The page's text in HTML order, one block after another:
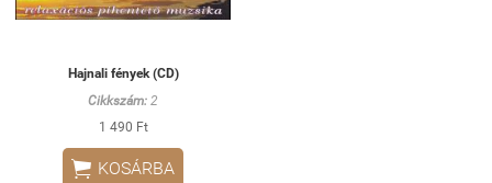
Hajnali fények (CD)
Cikkszám: 2
1 490 Ft
 KOSÁRBA